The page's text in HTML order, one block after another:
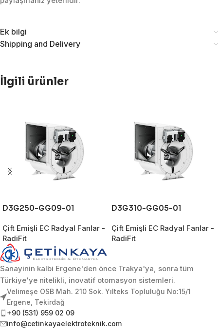
Ek bilgi
Shipping and Delivery
İlgili ürünler
D3G250-GG09-01
Çift Emişli EC Radyal Fanlar -
RadiFit
D3G310-GG05-01
Çift Emişli EC Radyal Fanlar -
RadiFit
Sanayinin kalbi Ergene'den önce Trakya'ya, sonra tüm
Türkiye'ye nitelikli, inovatif otomasyon sistemleri.
Velimeşe OSB Mah. 210 Sok. Yılteks Topluluğu No:15/1
Ergene, Tekirdağ
+90 (531) 959 02 09
info@cetinkayaelektroteknik.com